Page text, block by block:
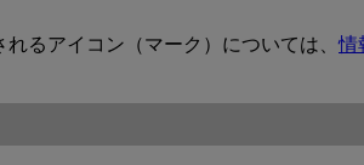
れるアイコン（マーク）については、情